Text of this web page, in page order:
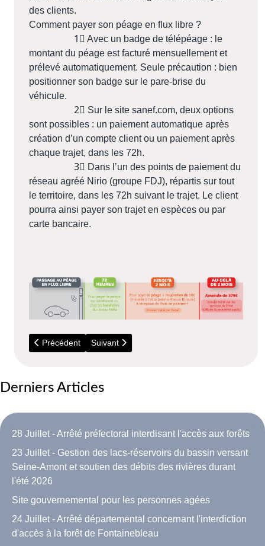
des clients.
Comment payer son péage en flux libre ?
1⃣ Avec un badge de télépéage : le
montant du péage est facturé mensuellement et
prélevé automatiquement. Seule précaution : bien
positionner son badge sur le pare-brise du
véhicule.
2⃣ Sur le site sanef.com, deux options
sont possibles : un paiement automatique après
création d’un compte client ou un paiement après
chaque trajet, dans les 72h.
3⃣ Dans l’un des points de paiement du
réseau agréé Nirio (groupe FDJ), répartis sur tout
le territoire, dans les 72h suivant le trajet. Le client
pourra ainsi payer son trajet en espèces ou par
carte bancaire.
Article précédent : Message de l'ADIL91
Précédent Article suivant : N'attendez pas l'été
Suivant
Derniers Articles
28 Juillet - Arrêté préfectoral interdisant l'accès aux forêts
23 Juillet - Gestion des lacs-réservoirs du bassin versant
Seine-Amont et soutien des débits des rivières durant
l'été 2026
Site gouvernemental pour les personnes agées
24 Juillet - Arrêté départemental concernant l'interdiction
d'accès à la forêt de Fontainebleau